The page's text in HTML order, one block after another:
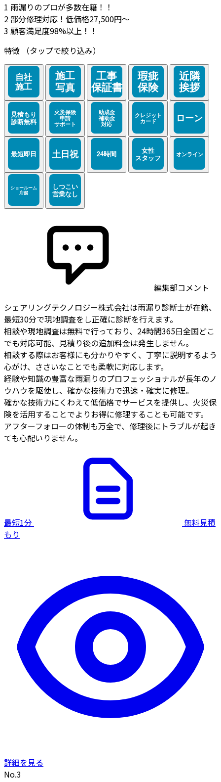
1 雨漏りのプロが多数在籍！！
2部分修理対応！低価格27,500円～
3 顧客満足度98%以上！！
特徴
（タップで絞り込み）
編集部コメント
シェアリングテクノロジー株式会社は雨漏り診断士が在籍、
最短30分で現地調査をし正確に診断を行えます。
相談や現地調査は無料で行っており、24時間365日全国どこ
でも対応可能、見積り後の追加料金は発生しません。
相談する際はお客様にも分かりやすく、丁寧に説明するよう
心がけ、ささいなことでも柔軟に対応します。
経験や知識の豊富な雨漏りのプロフェッショナルが長年のノ
ウハウを駆使し、確かな技術力で迅速・確実に修理。
確かな技術力にくわえて低価格でサービスを提供し、火災保
険を活用することでよりお得に修理することも可能です。
アフターフォローの体制も万全で、修理後にトラブルが起き
ても心配いりません。
最短1分
無料見積
もり
詳細を見る
No.3